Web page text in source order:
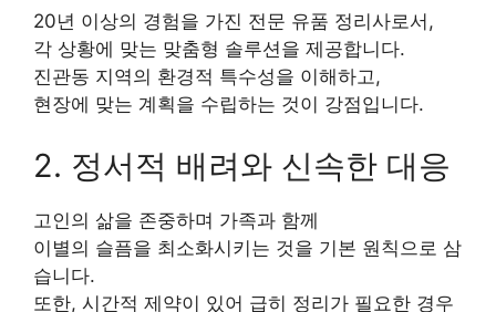
20년 이상의 경험을 가진 전문 유품 정리사로서,
각 상황에 맞는 맞춤형 솔루션을 제공합니다.
진관동 지역의 환경적 특수성을 이해하고,
현장에 맞는 계획을 수립하는 것이 강점입니다.
2. 정서적 배려와 신속한 대응
고인의 삶을 존중하며 가족과 함께
이별의 슬픔을 최소화시키는 것을 기본 원칙으로 삼
습니다.
또한, 시간적 제약이 있어 급히 정리가 필요한 경우